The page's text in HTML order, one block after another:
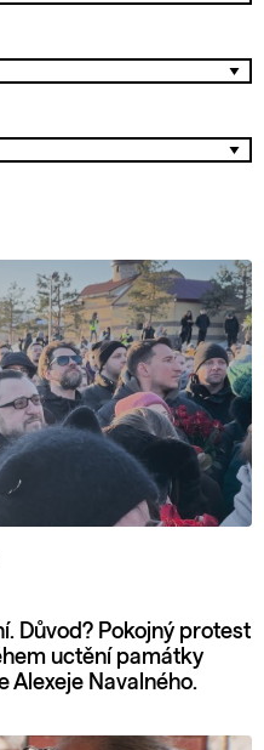
Důvod? Pokojný protest
uctění památky
Alexeje Navalného.